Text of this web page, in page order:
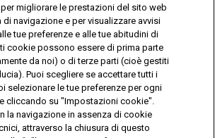
AI MINORI E PUÒ CAUSARE
PATOLOGICA
Italia S.p.A. - P.I. 02433760135
Cookies
Mappa
del
sito
migliorare le prestazioni del sito web
di navigazione e per visualizzare avvisi
tue preferenze e alle tue abitudini di
cookie possono essere di prima parte
da noi) o di terze parti (cioè gestiti
Puoi scegliere se accettare tutti i
selezionare le tue preferenze per ogni
cliccando su "Impostazioni cookie".
la navigazione in assenza di cookie
attraverso la chiusura di questo